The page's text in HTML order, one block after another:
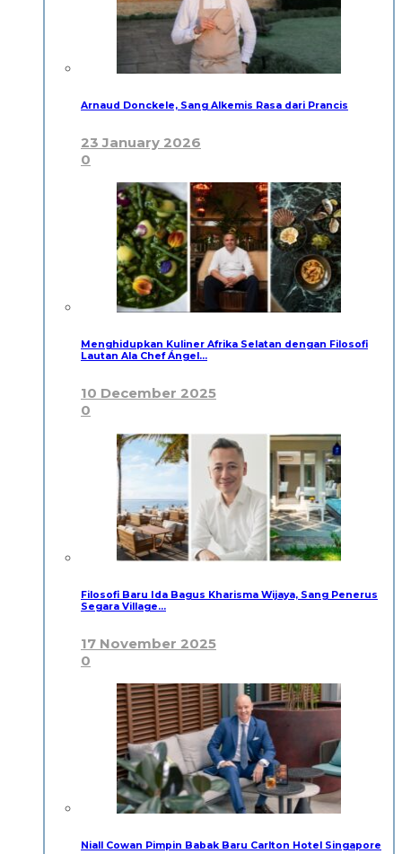
Arnaud Donckele, Sang Alkemis Rasa dari Prancis
23 January 2026
0
Menghidupkan Kuliner Afrika Selatan dengan Filosofi
Lautan Ala Chef Ángel…
10 December 2025
0
Filosofi Baru Ida Bagus Kharisma Wijaya, Sang Penerus
Segara Village…
17 November 2025
0
Niall Cowan Pimpin Babak Baru Carlton Hotel Singapore